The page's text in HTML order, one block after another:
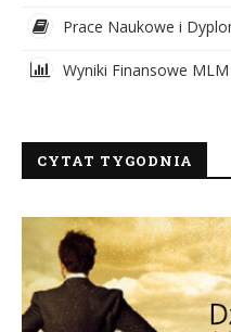
Prace Naukowe i
Wyniki Finansowe MLM
CYTAT TYGODNIA